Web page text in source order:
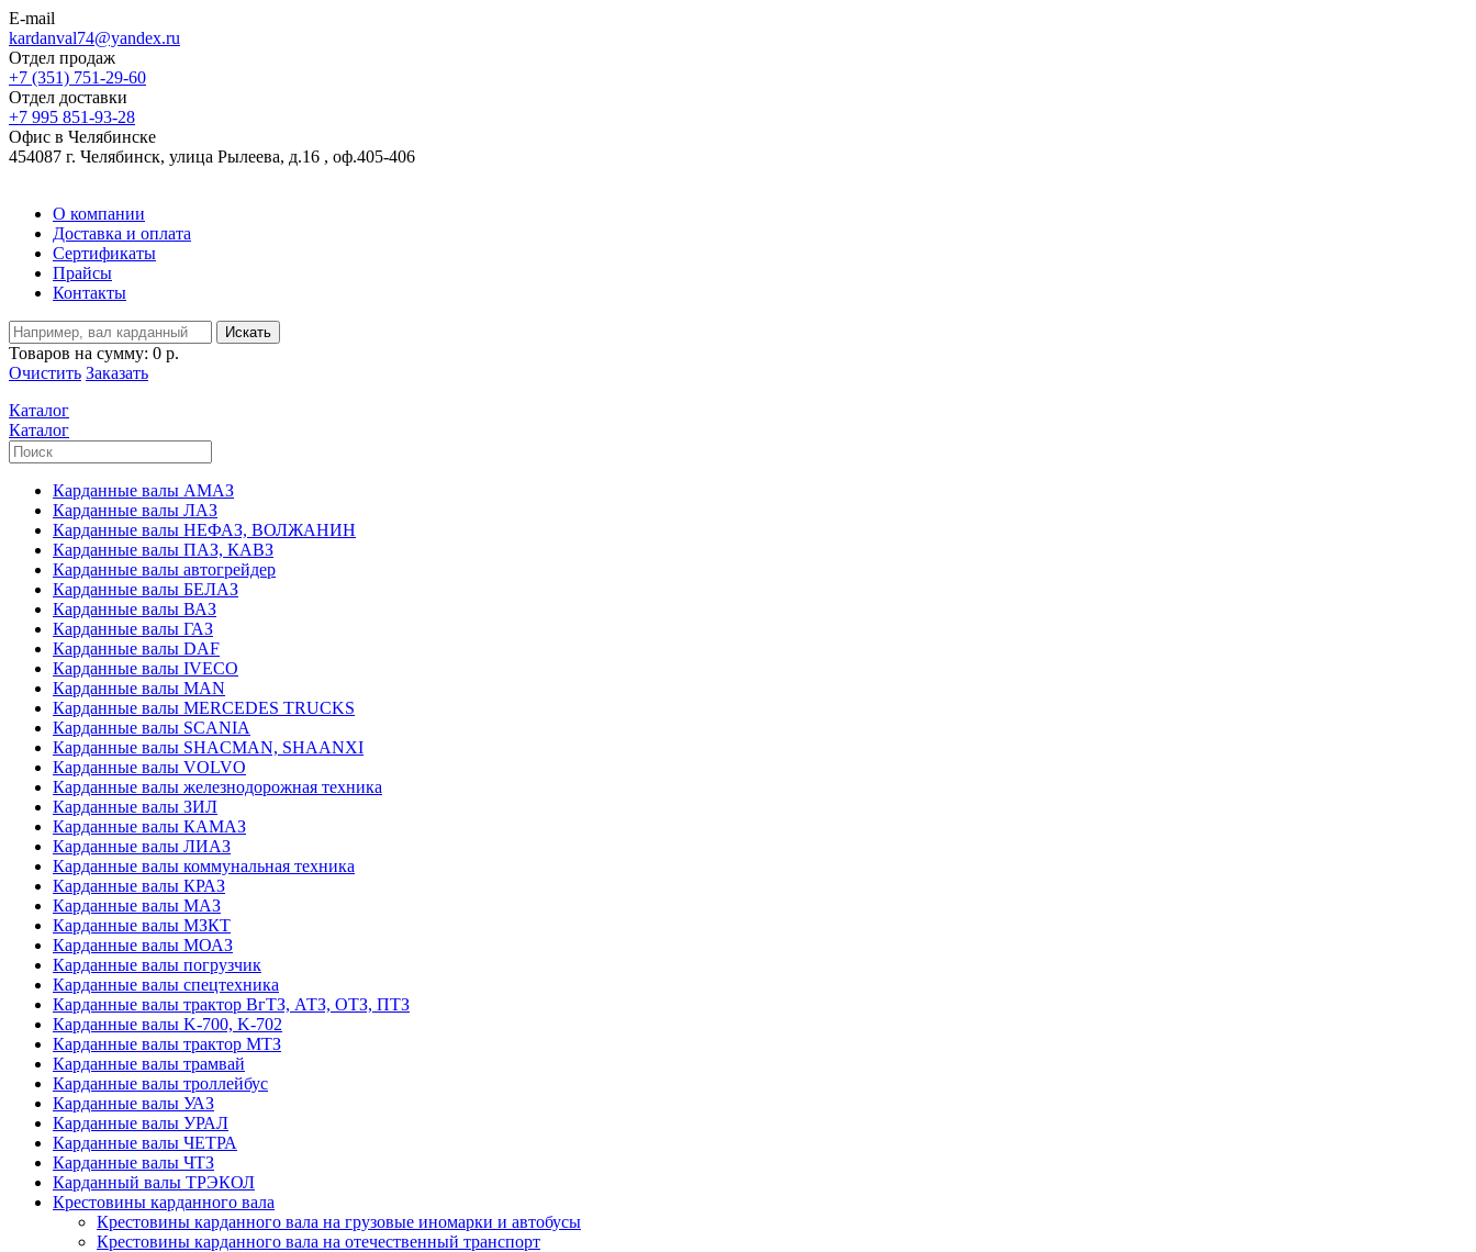
E-mail
kardanval74@yandex.ru
Отдел продаж
+7 (351) 751-29-60
Отдел доставки
+7 995 851-93-28
Офис в Челябинске
454087 г. Челябинск, улица Рылеева, д.16 , оф.405-406
О компании
Доставка и оплата
Сертификаты
Прайсы
Контакты
Искать
Товаров на сумму: 0 р.
Очистить Заказать
Каталог
Каталог
Карданные валы АМАЗ
Карданные валы ЛАЗ
Карданные валы НЕФАЗ, ВОЛЖАНИН
Карданные валы ПАЗ, КАВЗ
Карданные валы автогрейдер
Карданные валы БЕЛАЗ
Карданные валы ВАЗ
Карданные валы ГАЗ
Карданные валы DAF
Карданные валы IVECO
Карданные валы MAN
Карданные валы MERCEDES TRUCKS
Карданные валы SCANIA
Карданные валы SHACMAN, SHAANXI
Карданные валы VOLVO
Карданные валы железнодорожная техника
Карданные валы ЗИЛ
Карданные валы КАМАЗ
Карданные валы ЛИАЗ
Карданные валы коммунальная техника
Карданные валы КРАЗ
Карданные валы МАЗ
Карданные валы МЗКТ
Карданные валы МОАЗ
Карданные валы погрузчик
Карданные валы спецтехника
Карданные валы трактор ВгТЗ, АТЗ, ОТЗ, ПТЗ
Карданные валы K-700, K-702
Карданные валы трактор МТЗ
Карданные валы трамвай
Карданные валы троллейбус
Карданные валы УАЗ
Карданные валы УРАЛ
Карданные валы ЧЕТРА
Карданные валы ЧТЗ
Карданный валы ТРЭКОЛ
Крестовины карданного вала
Крестовины карданного вала на грузовые иномарки и автобусы
Крестовины карданного вала на отечественный транспорт